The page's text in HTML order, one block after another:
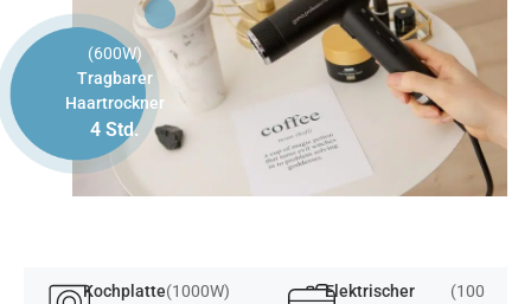
(600W)
Tragbarer
Haartrockner
4 Std.
Kochplatte(1000W)
Elektrischer
(100